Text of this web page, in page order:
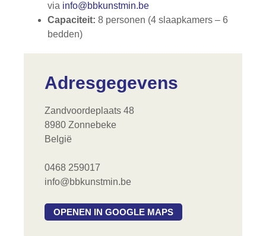
via info@bbkunstmin.be
Capaciteit: 8 personen (4 slaapkamers – 6
bedden)
Adresgegevens
Zandvoordeplaats 48
8980 Zonnebeke
België
0468 259017
info@bbkunstmin.be
OPENEN IN GOOGLE MAPS